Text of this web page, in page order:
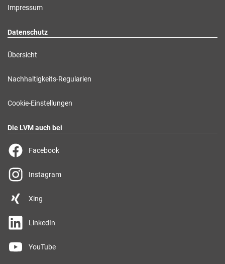
Impressum
Datenschutz
Übersicht
Nachhaltigkeits-Regularien
Cookie-Einstellungen
Die LVM auch bei
Facebook
Instagram
Xing
LinkedIn
YouTube